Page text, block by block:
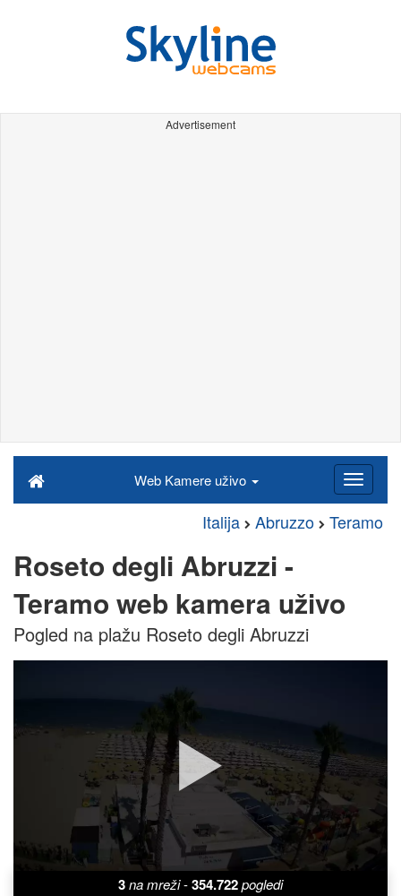
Advertisement
Web Kamere uživo
Italija Abruzzo Teramo
Roseto degli Abruzzi -
Teramo web kamera uživo
Pogled na plažu Roseto degli Abruzzi
3na mreži-354.722pogledi